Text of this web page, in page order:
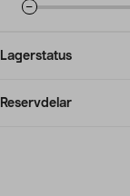
Lagerstatus
Reservdelar4.5 av 5 stjärnor